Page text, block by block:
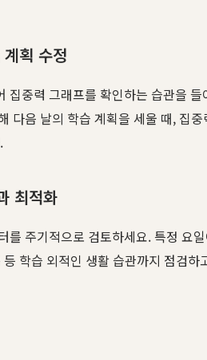
획 수정
집중력 그래프를 확인하는 습관을
다음 날의 학습 계획을 세울 때, 집
최적화
를 주기적으로 검토하세요. 특정 요
학습 외적인 생활 습관까지 점검